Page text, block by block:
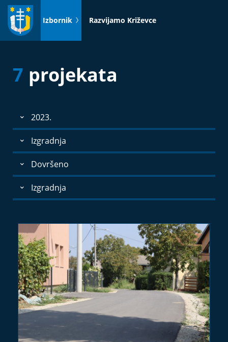
Idi
sadržaj
Izbornik Razvijamo Križevce
7 projekata
2023.
Izgradnja
Dovršeno
Izgradnja